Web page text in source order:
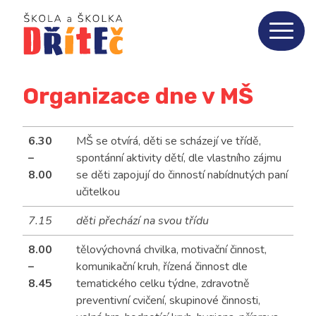
Organizace dne v MŠ
6.30
–
8.00
MŠ se otvírá, děti se scházejí ve třídě,
spontánní aktivity dětí, dle vlastního zájmu
se děti zapojují do činností nabídnutých paní
učitelkou
7.15
děti přechází na svou třídu
8.00
–
8.45
tělovýchovná chvilka, motivační činnost,
komunikační kruh, řízená činnost dle
tematického celku týdne, zdravotně
preventivní cvičení, skupinové činnosti,
Home
O nás
ZŠ
MŠ
5
Jídelna
Fotogalerie